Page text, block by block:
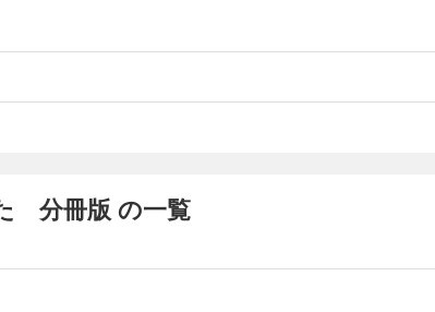
分冊版 の一覧